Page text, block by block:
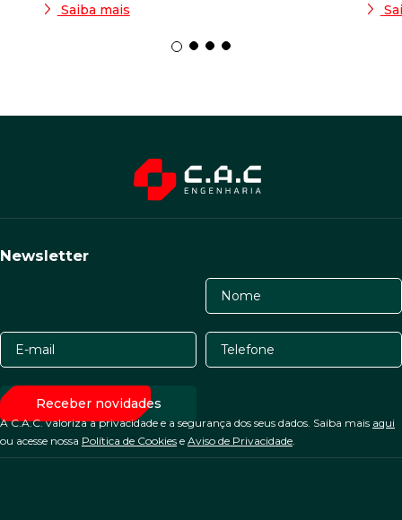
Saiba mais
Newsletter
A C.A.C. valoriza a privacidade e a segurança dos seus dados. Saiba mais aqui
ou acesse nossa Política de Cookies e Aviso de Privacidade